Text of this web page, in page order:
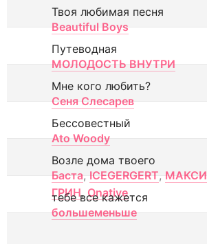
Твоя любимая песня
Beautiful Boys
Путеводная
МОЛОДОСТЬ ВНУТРИ
Мне кого любить?
Сеня Слесарев
Бессовестный
Ato Woody
Возле дома твоего
Баста, ICEGERGERT, МАКСИ
ГРИН, Onative
тебе все кажется
большеменьше